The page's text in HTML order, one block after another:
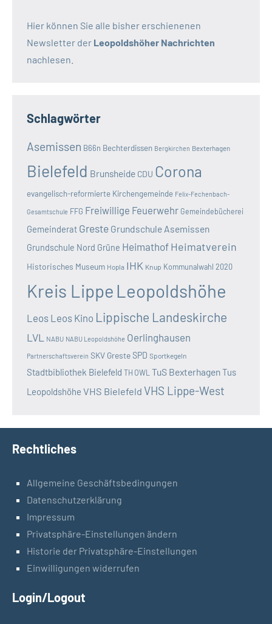
Hier können Sie alle bisher erschienenen
Newsletter der Leopoldshöher Nachrichten
nachlesen.
Schlagwörter
Asemissen B66n Bechterdissen Bergkirchen Bexterhagen
Bielefeld Brunsheide CDU Corona
evangelisch-reformierte Kirchengemeinde Felix-Fechenbach-
Gesamtschule FFG Freiwillige Feuerwehr Gemeindebücherei
Gemeinderat Greste Grundschule Asemissen
Grundschule Nord Grüne Heimathof Heimatverein
Historisches Museum Hopla IHK Knup Kommunalwahl 2020
Kreis Lippe Leopoldshöhe
Leos Leos Kino Lippische Landeskirche
LVL NABU NABU Leopoldshöhe Oerlinghausen
Partnerschaftsverein SKV GresteSPD Sportkegeln
Stadtbibliothek Bielefeld TH OWL TuS BexterhagenTus
Leopoldshöhe VHS Bielefeld VHS Lippe-West
Rechtliches
Allgemeine Geschäftsbedingungen
Datenschutzerklärung
Impressum
Privatsphäre-Einstellungen ändern
Historie der Privatsphäre-Einstellungen
Einwilligungen widerrufen
Login/Logout